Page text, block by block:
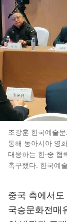
조강훈 한국예술
통해 동아시아 영
대응하는 한·중 협
촉구했다. 한국예
중국 측에서
국승문화전매